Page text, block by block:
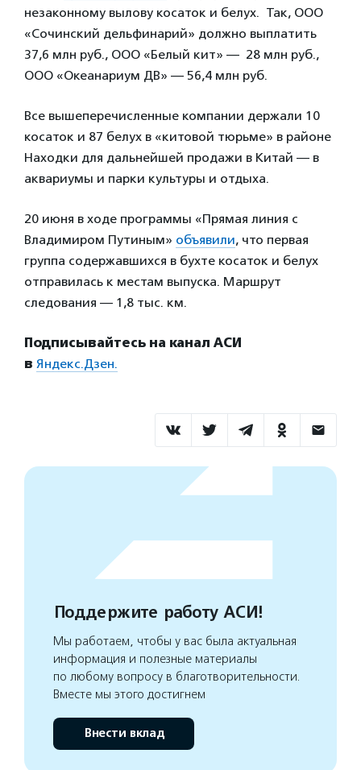
незаконному вылову косаток и белух. Так, ООО
«Сочинский дельфинарий» должно выплатить
37,6 млн руб., ООО «Белый кит» — 28 млн руб.,
ООО «Океанариум ДВ» — 56,4 млн руб.
Все вышеперечисленные компании держали 10
косаток и 87 белух в «китовой тюрьме» в районе
Находки для дальнейшей продажи в Китай — в
аквариумы и парки культуры и отдыха.
20 июня в ходе программы «Прямая линия с
Владимиром Путиным» объявили, что первая
группа содержавшихся в бухте косаток и белух
отправилась к местам выпуска. Маршрут
следования — 1,8 тыс. км.
Подписывайтесь на канал АСИ
в Яндекс.Дзен.
Поддержите работу АСИ!
Мы работаем, чтобы у вас была актуальная
информация и полезные материалы
по любому вопросу в благотворительности.
Вместе мы этого достигнем
Внести вклад